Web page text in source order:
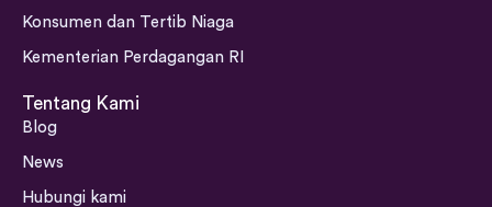
Konsumen dan Tertib Niaga
Kementerian Perdagangan RI
Tentang Kami
Blog
News
Hubungi kami